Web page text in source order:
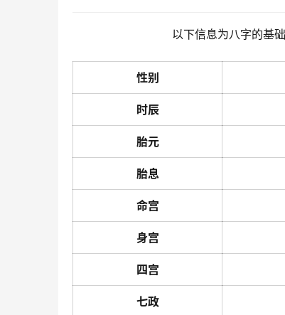
以下信息为八字的基
性别
时辰
胎元
胎息
命宫
身宫
四宫
七政